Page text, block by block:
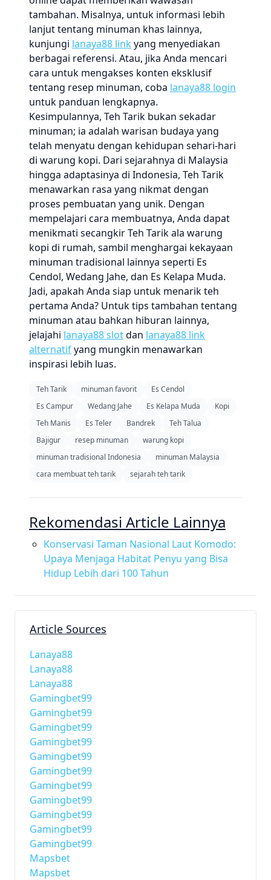
tambahan. Misalnya, untuk informasi lebih
lanjut tentang minuman khas lainnya,
kunjungi lanaya88 link yang menyediakan
berbagai referensi. Atau, jika Anda mencari
cara untuk mengakses konten eksklusif
tentang resep minuman, coba lanaya88 login
untuk panduan lengkapnya.
Kesimpulannya, Teh Tarik bukan sekadar
minuman; ia adalah warisan budaya yang
telah menyatu dengan kehidupan sehari-hari
di warung kopi. Dari sejarahnya di Malaysia
hingga adaptasinya di Indonesia, Teh Tarik
menawarkan rasa yang nikmat dengan
proses pembuatan yang unik. Dengan
mempelajari cara membuatnya, Anda dapat
menikmati secangkir Teh Tarik ala warung
kopi di rumah, sambil menghargai kekayaan
minuman tradisional lainnya seperti Es
Cendol, Wedang Jahe, dan Es Kelapa Muda.
Jadi, apakah Anda siap untuk menarik teh
pertama Anda? Untuk tips tambahan tentang
minuman atau bahkan hiburan lainnya,
jelajahi lanaya88 slotdan lanaya88 link
alternatifyang mungkin menawarkan
inspirasi lebih luas.
Teh Tarik minuman favorit
Es Cendol
Es Campur
Wedang Jahe Es Kelapa Muda
Kopi
Teh Manis
Es Teler Bandrek
Teh Talua
Bajigur
resep minuman
warung kopi
minuman tradisional Indonesia
minuman Malaysia
cara membuat teh tarik
sejarah teh tarik
Rekomendasi Article Lainnya
Konservasi Taman Nasional Laut Komodo:
Upaya Menjaga Habitat Penyu yang Bisa
Hidup Lebih dari 100 Tahun
Article Sources
Lanaya88
Lanaya88
Lanaya88
Gamingbet99
Gamingbet99
Gamingbet99
Gamingbet99
Gamingbet99
Gamingbet99
Gamingbet99
Gamingbet99
Gamingbet99
Gamingbet99
Gamingbet99
Mapsbet
Mapsbet